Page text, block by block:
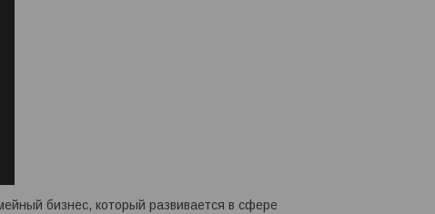
бизнес, который развивается в сфере